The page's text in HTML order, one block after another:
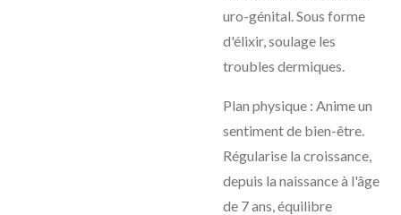
uro-génital. Sous forme
d'élixir, soulage les
troubles dermiques.
Plan physique : Anime un
sentiment de bien-être.
Régularise la croissance,
depuis la naissance à l'âge
de 7 ans, équilibre